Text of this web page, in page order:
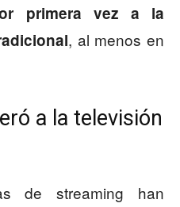
primera vez a la
, al menos en
a la televisión
de streaming han